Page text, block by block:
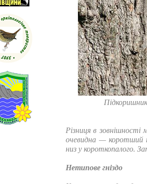
Різниця в
очевидна — коротший
низ у короткопалого.
Нетипове гніздо